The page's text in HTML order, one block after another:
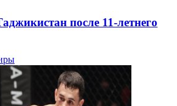
после 11-летнего